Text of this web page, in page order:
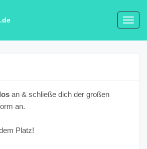
an & schließe dich der großen
an.
Platz!